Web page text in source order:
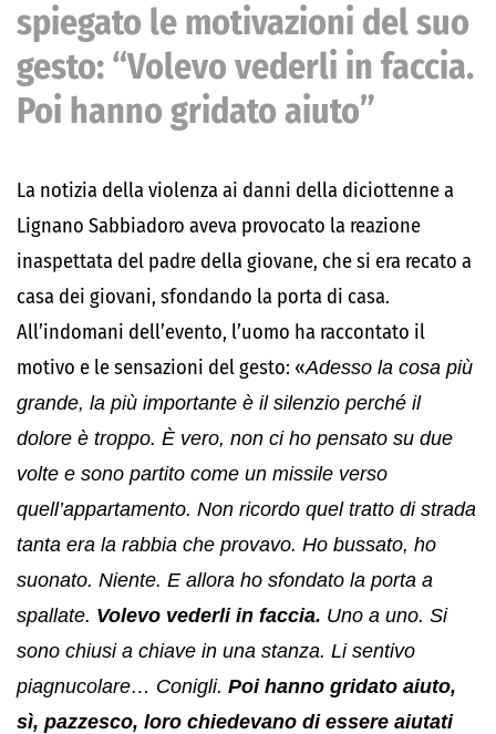
spiegato le motivazioni del suo
gesto: “Volevo vederli in faccia.
Poi hanno gridato aiuto”
La notizia della violenza ai danni della diciottenne a
Lignano Sabbiadoro aveva provocato la reazione
inaspettata del padre della giovane, che si era recato a
casa dei giovani, sfondando la porta di casa.
All’indomani dell’evento, l’uomo ha raccontato il
motivo e le sensazioni del gesto: «Adesso la cosa più
grande, la più importante è il silenzio perché il
dolore è troppo. È vero, non ci ho pensato su due
volte e sono partito come un missile verso
quell’appartamento. Non ricordo quel tratto di strada
tanta era la rabbia che provavo. Ho bussato, ho
suonato. Niente. E allora ho sfondato la porta a
spallate. Volevo vederli in faccia. Uno a uno. Si
sono chiusi a chiave in una stanza. Li sentivo
piagnucolare… Conigli. Poi hanno gridato aiuto,
sì, pazzesco, loro chiedevano di essere aiutati